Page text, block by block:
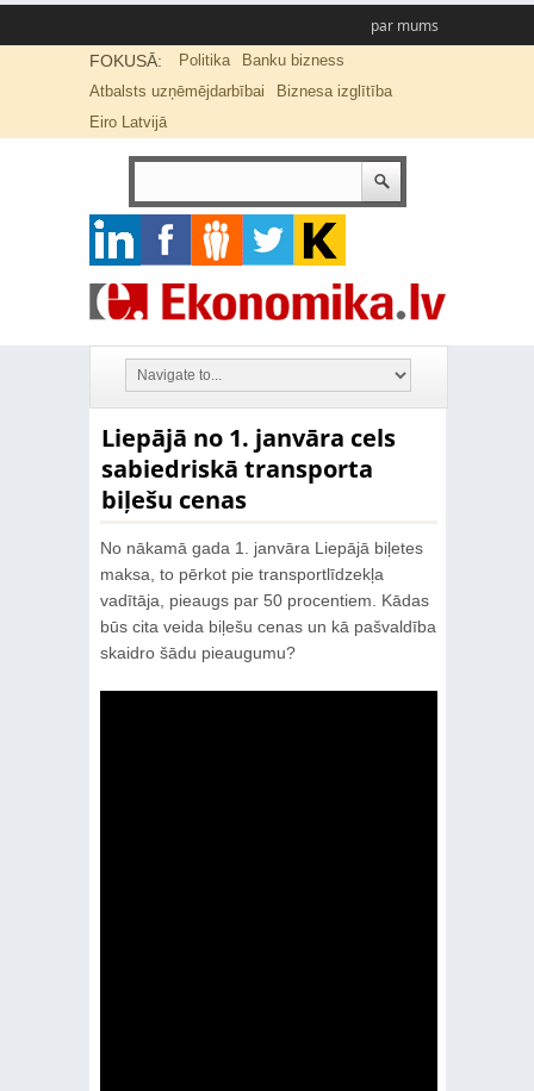
par mums
FOKUSĀ: Politika
Banku bizness
Atbalsts uzņēmējdarbībai
Biznesa izglītība
Eiro Latvijā
Liepājā no 1. janvāra cels
sabiedriskā transporta
biļešu cenas
No nākamā gada 1. janvāra Liepājā biļetes
maksa, to pērkot pie transportlīdzekļa
vadītāja, pieaugs par 50 procentiem. Kādas
būs cita veida biļešu cenas un kā pašvaldība
skaidro šādu pieaugumu?